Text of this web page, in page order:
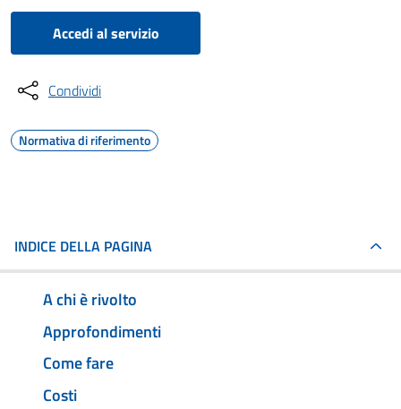
Accedi al servizio
Condividi
Normativa di riferimento
INDICE DELLA PAGINA
A chi è rivolto
Approfondimenti
Come fare
Costi